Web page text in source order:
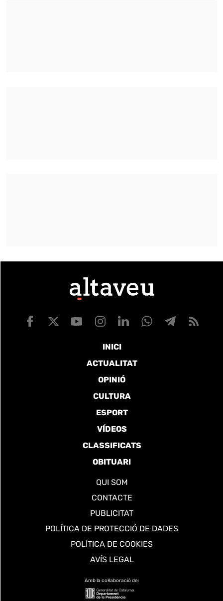
INICI
ACTUALITAT
OPINIÓ
CULTURA
ESPORT
VÍDEOS
CLASSIFICATS
OBITUARI
QUI SOM
CONTACTE
PUBLICITAT
POLÍTICA DE PROTECCIÓ DE DADES
POLÍTICA DE COOKIES
AVÍS LEGAL
Amb la col·laboració de: